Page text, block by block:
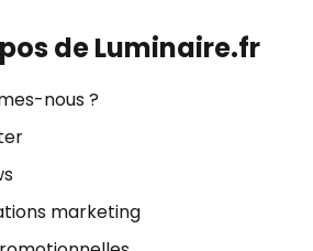
de Luminaire.fr
nous ?
marketing